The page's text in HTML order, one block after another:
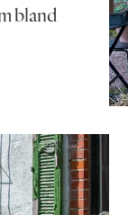
bland